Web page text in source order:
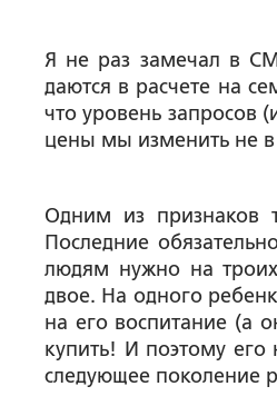
Я не раз замечал в
даются в расчете на
что уровень запросов
цены мы изменить не в
Одним из признаков
Последние
людям нужно на троих
двое. На одного
на его воспитание (а
купить! И поэтому
следующее поколение